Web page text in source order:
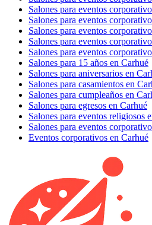
Salones para eventos
Salones para eventos
Salones para eventos
Salones para eventos
Salones para eventos
Salones para 15 años en Carhué
Salones para aniversarios en
Salones para casamientos en
Salones para cumpleaños en
Salones para egresos en Carhué
Salones para eventos religiosos
Salones para eventos
Eventos corporativos en Carhué